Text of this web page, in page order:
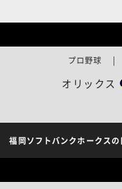
オリックス
プロ野球 |
福岡ソフトバンクホークスの